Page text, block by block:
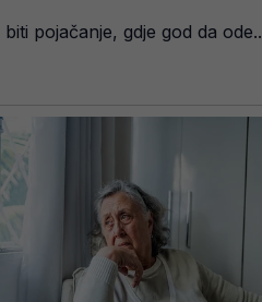
pojačanje, gdje god da ode..